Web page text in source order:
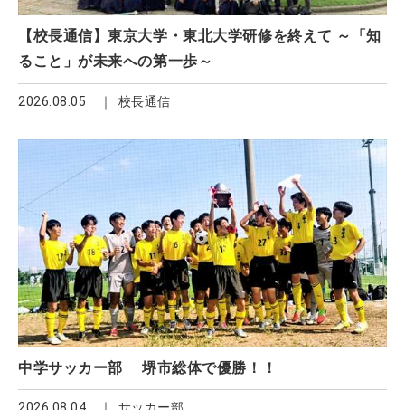
【校長通信】東京大学・東北大学研修を終えて ～「知
ること」が未来への第一歩～
2026.08.05 校長通信
中学サッカー部 堺市総体で優勝！！